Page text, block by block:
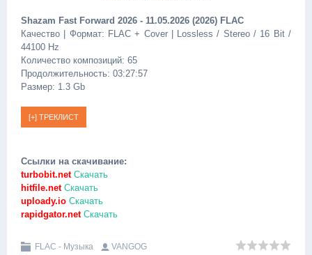
Shazam Fast Forward 2026 - 11.05.2026 (2026) FLAC
Качество | Формат: FLAC + Cover | Lossless / Stereo / 16 Bit /
44100 Hz
Количество композиций: 65
Продолжительность: 03:27:57
Размер: 1.3 Gb
Ссылки на скачивание:
turbobit.netСкачать
hitfile.netСкачать
uploady.io Скачать
rapidgator.netСкачать
FLAC - Музыка
VANGOG